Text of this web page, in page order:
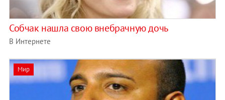
Собчак нашла свою внебрачную дочь
В Интернете
Мир